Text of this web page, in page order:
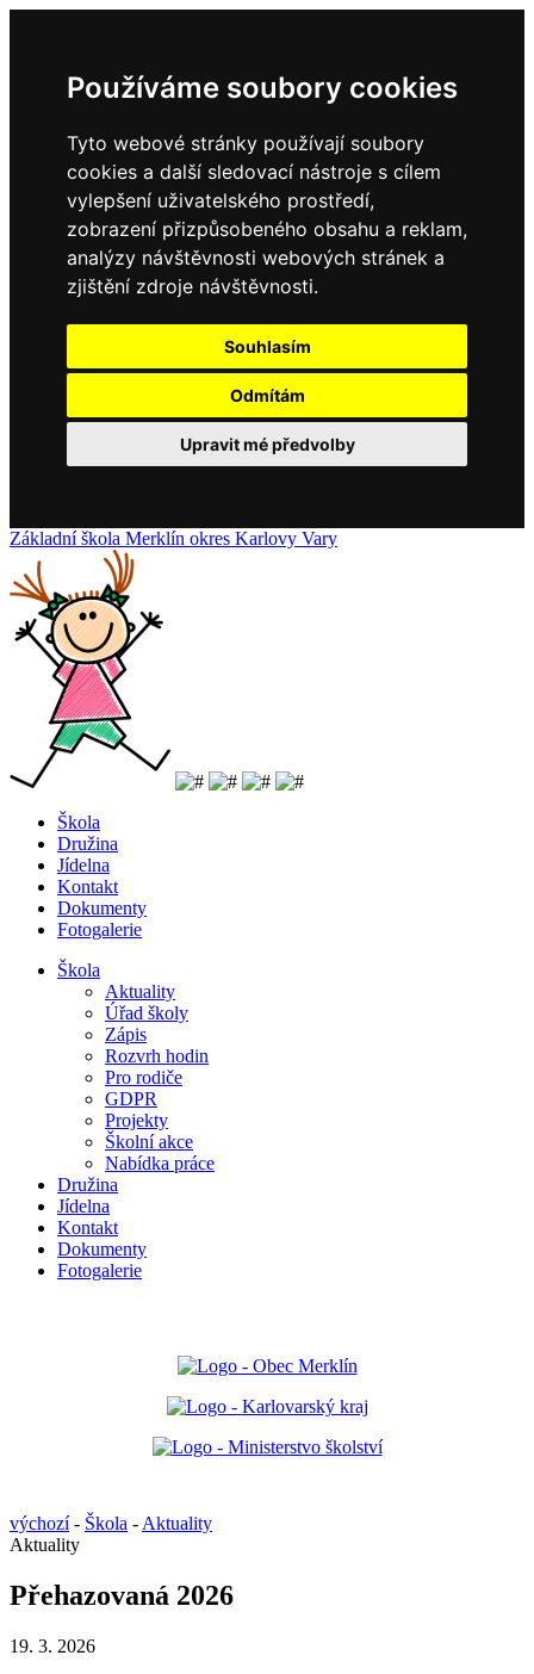
Používáme soubory cookies
Tyto webové stránky používají soubory
cookies a další sledovací nástroje s cílem
vylepšení uživatelského prostředí,
zobrazení přizpůsobeného obsahu a reklam,
analýzy návštěvnosti webových stránek a
zjištění zdroje návštěvnosti.
Souhlasím
Odmítám
Upravit mé předvolby
Základníškola Merklín okres Karlovy Vary
Škola
Družina
Jídelna
Kontakt
Dokumenty
Fotogalerie
Škola
Aktuality
Úřad školy
Zápis
Rozvrh hodin
Pro rodiče
GDPR
Projekty
Školní akce
Nabídka práce
Družina
Jídelna
Kontakt
Dokumenty
Fotogalerie
výchozí- Škola - Aktuality
Aktuality
Přehazovaná 2026
19. 3. 2026